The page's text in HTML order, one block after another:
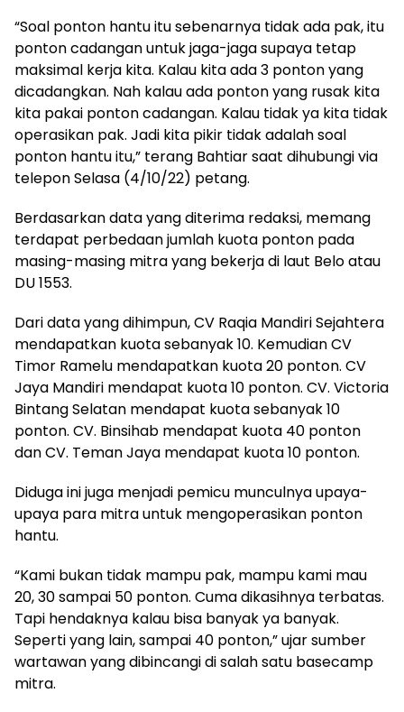
“Soal ponton hantu itu sebenarnya tidak ada pak, itu
ponton cadangan untuk jaga-jaga supaya tetap
maksimal kerja kita. Kalau kita ada 3 ponton yang
dicadangkan. Nah kalau ada ponton yang rusak kita
kita pakai ponton cadangan. Kalau tidak ya kita tidak
operasikan pak. Jadi kita pikir tidak adalah soal
ponton hantu itu,” terang Bahtiar saat dihubungi via
telepon Selasa (4/10/22) petang.
Berdasarkan data yang diterima redaksi, memang
terdapat perbedaan jumlah kuota ponton pada
masing-masing mitra yang bekerja di laut Belo atau
DU 1553.
Dari data yang dihimpun, CV Raqia Mandiri Sejahtera
mendapatkan kuota sebanyak 10. Kemudian CV
Timor Ramelu mendapatkan kuota 20 ponton. CV
Jaya Mandiri mendapat kuota 10 ponton. CV. Victoria
Bintang Selatan mendapat kuota sebanyak 10
ponton. CV. Binsihab mendapat kuota 40 ponton
dan CV. Teman Jaya mendapat kuota 10 ponton.
Diduga ini juga menjadi pemicu munculnya upaya-
upaya para mitra untuk mengoperasikan ponton
hantu.
“Kami bukan tidak mampu pak, mampu kami mau
20, 30 sampai 50 ponton. Cuma dikasihnya terbatas.
Tapi hendaknya kalau bisa banyak ya banyak.
Seperti yang lain, sampai 40 ponton,” ujar sumber
wartawan yang dibincangi di salah satu basecamp
mitra.